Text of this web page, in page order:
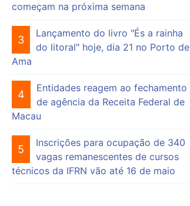
começam na próxima semana
3
Lançamento do livro "És a rainha
do litoral" hoje, dia 21 no Porto de
Ama
4
Entidades reagem ao fechamento
de agência da Receita Federal de
Macau
5
Inscrições para ocupação de 340
vagas remanescentes de cursos
técnicos da IFRN vão até 16 de maio